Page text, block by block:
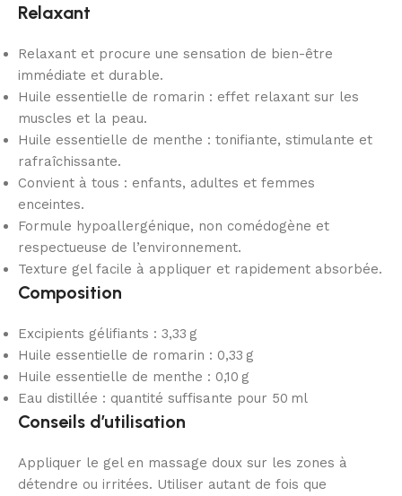
Relaxant
Relaxant et procure une sensation de bien-être
immédiate et durable.
Huile essentielle de romarin : effet relaxant sur les
muscles et la peau.
Huile essentielle de menthe : tonifiante, stimulante et
rafraîchissante.
Convient à tous : enfants, adultes et femmes
enceintes.
Formule hypoallergénique, non comédogène et
respectueuse de l’environnement.
Texture gel facile à appliquer et rapidement absorbée.
Composition
Excipients gélifiants : 3,33 g
Huile essentielle de romarin : 0,33 g
Huile essentielle de menthe : 0,10 g
Eau distillée : quantité suffisante pour 50 ml
Conseils d’utilisation
Appliquer le gel en massage doux sur les zones à
détendre ou irritées. Utiliser autant de fois que